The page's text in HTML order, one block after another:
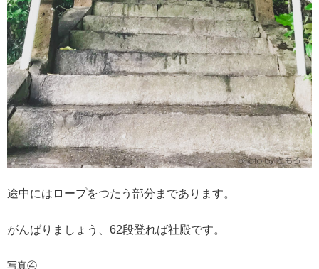
途中にはロープをつたう部分まであります。
がんばりましょう、62段登れば社殿です。
写真④